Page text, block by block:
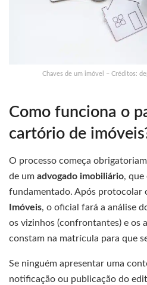
Chaves de um imóvel – Créditos:
Como funciona o
cartório de
O processo começa
de um advogado imobiliário, que
fundamentado. Após protocolar
Imóveis, o oficial fará a análise
os vizinhos (confrontantes) e os
constam na matrícula para que
Se ninguém apresentar uma
notificação ou publicação do